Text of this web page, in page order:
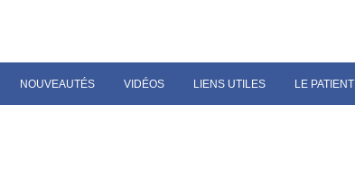
NOUVEAUTÉS VIDÉOS LIENS UTILES LE PATIENT